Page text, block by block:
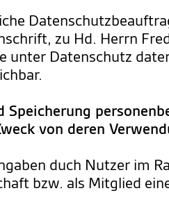
zu Hd. Herrn
unter Datenschutz
Speicherung
von deren
duch Nutzer im
bzw. als Mitglied